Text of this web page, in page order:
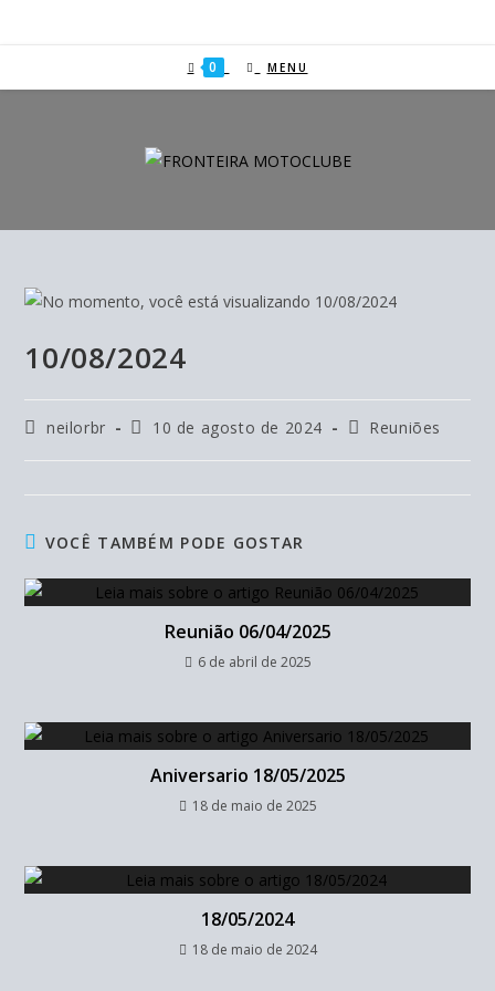
0 MENU
10/08/2024
neilorbr 10 de agosto de 2024 Reuniões
VOCÊ TAMBÉM PODE GOSTAR
Reunião 06/04/2025
6 de abril de 2025
Aniversario 18/05/2025
18 de maio de 2025
18/05/2024
18 de maio de 2024